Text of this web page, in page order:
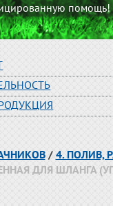
помощь!
/ 4. ПОЛИВ,
ДЛЯ ШЛАНГА